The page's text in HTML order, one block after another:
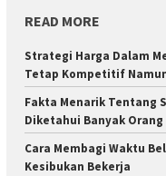
READ MORE
Strategi Harga Dalam
Tetap Kompetitif
Fakta Menarik Tentang
Diketahui Banyak Orang
Cara Membagi Waktu
Kesibukan Bekerja